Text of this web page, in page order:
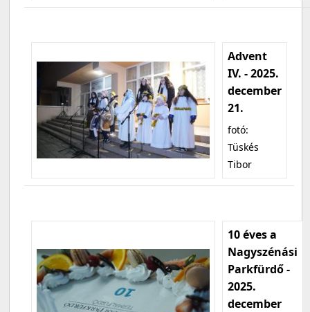
Advent
IV. - 2025.
december
21.
fotó:
Tüskés
Tibor
10 éves a
Nagyszénási
Parkfürdő -
2025.
december